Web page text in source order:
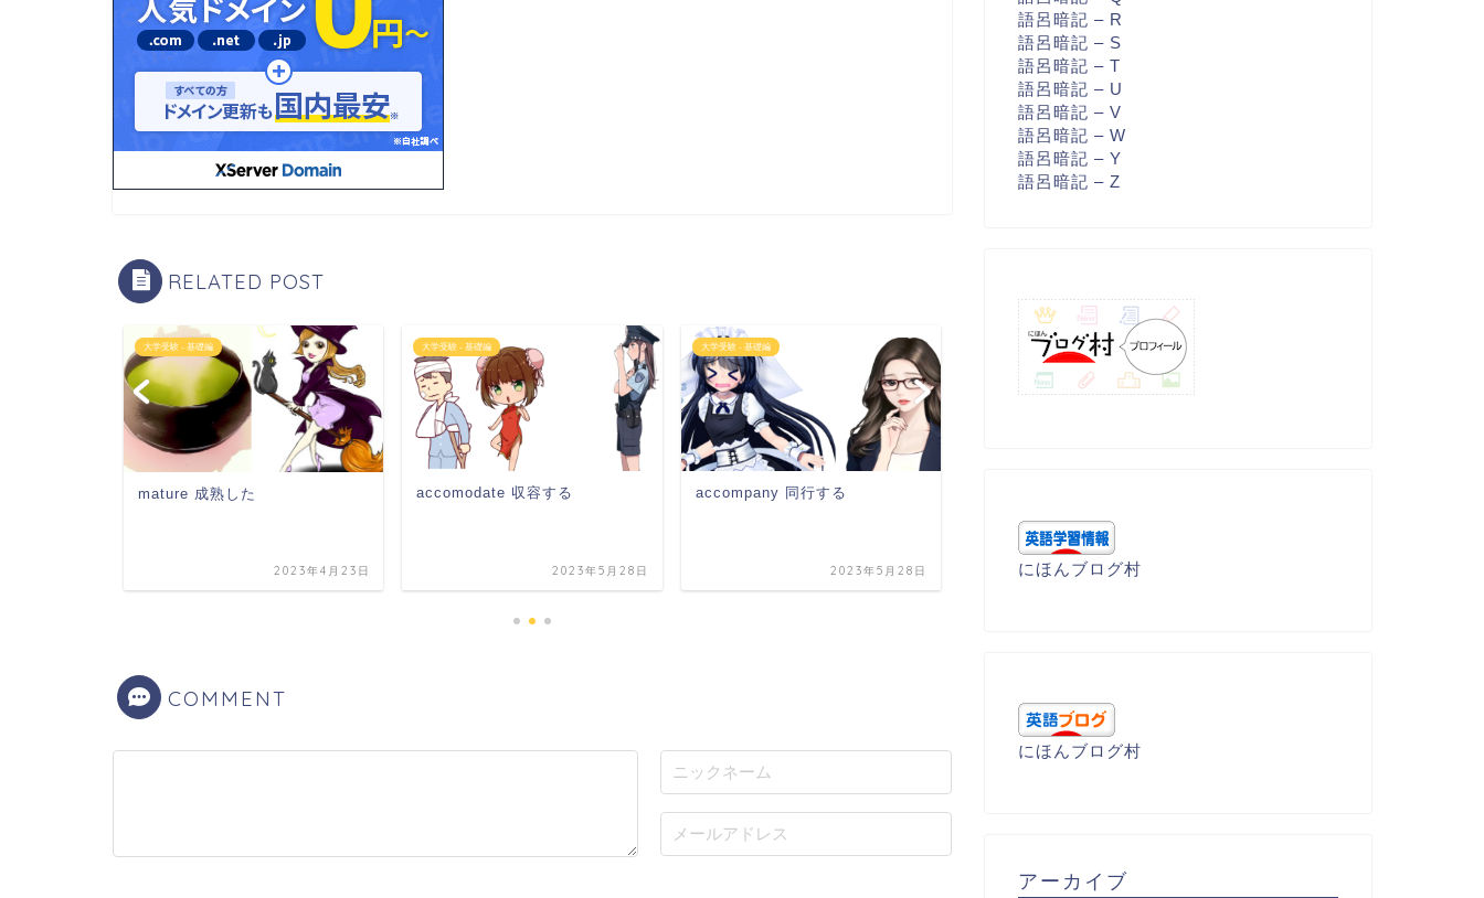
RELATED POST
大学受験 - 基礎編
mature 成熟した
2023年4月23日
大学受験 - 基礎編
accomodate 収容する
2023年5月28日
大学受験 - 基礎編
accompany 同行する
2023年5月28日
大学受験 - 基礎編
2023年4月23日
COMMENT
語呂暗記 – R
語呂暗記 – S
語呂暗記 – T
語呂暗記 – U
語呂暗記 – V
語呂暗記 – W
語呂暗記 – Y
語呂暗記 – Z
にほんブログ村
にほんブログ村
アーカイブ